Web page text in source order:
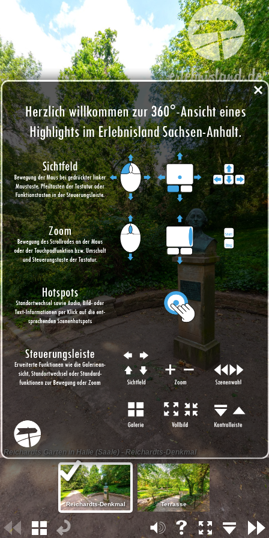
Reichardts Garten in Halle (Saale) - Reichardts-Denkmal
Reichardts-Denkmal Terrasse